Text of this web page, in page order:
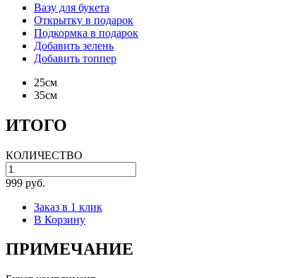
Вазу для букета
Открытку в подарок
Подкормка в подарок
Добавить зелень
Добавить топпер
25см
35см
ИТОГО
КОЛИЧЕСТВО
999 руб.
Заказ в 1 клик
В Корзину
ПРИМЕЧАНИЕ